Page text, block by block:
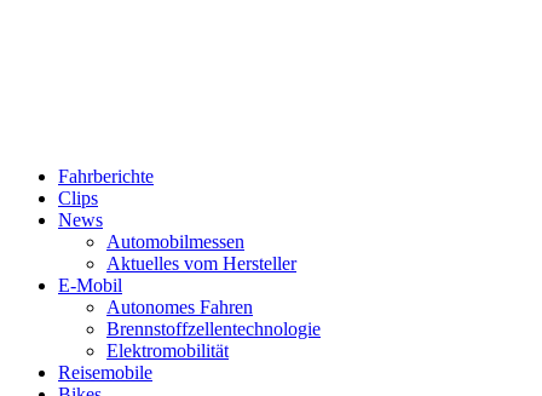
Fahrberichte
Clips
News
Automobilmessen
Aktuelles vom Hersteller
E-Mobil
Autonomes Fahren
Brennstoffzellentechnologie
Elektromobilität
Reisemobile